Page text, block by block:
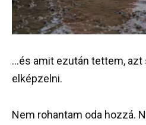
…és amit ezután tettem, azt
elképzelni.
Nem rohantam oda hozzá.